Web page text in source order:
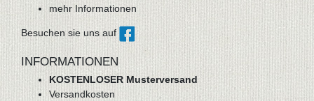
mehr Informationen
Besuchen sie uns auf
INFORMATIONEN
KOSTENLOSER Musterversand
Versandkosten